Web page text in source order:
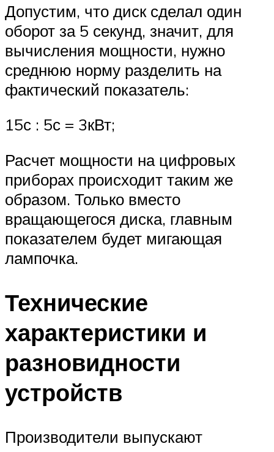
Допустим, что диск сделал один
оборот за 5 секунд, значит, для
вычисления мощности, нужно
среднюю норму разделить на
фактический показатель:
15с : 5с = 3кВт;
Расчет мощности на цифровых
приборах происходит таким же
образом. Только вместо
вращающегося диска, главным
показателем будет мигающая
лампочка.
Технические
характеристики и
разновидности
устройств
Производители выпускают